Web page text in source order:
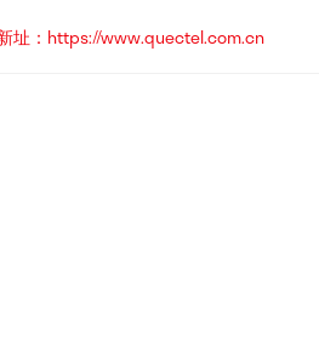
址：https://www.quectel.com.cn